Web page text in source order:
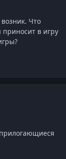
Что
приносит в игру